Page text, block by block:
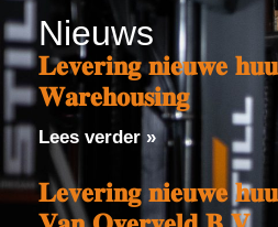
Nieuws
𝐋𝐞𝐯𝐞𝐫𝐢𝐧𝐠 𝐧𝐢𝐞𝐮𝐰𝐞
𝐖𝐚𝐫𝐞𝐡𝐨𝐮𝐬𝐢𝐧𝐠
Lees verder »
𝐋𝐞𝐯𝐞𝐫𝐢𝐧𝐠 𝐧𝐢𝐞𝐮𝐰𝐞